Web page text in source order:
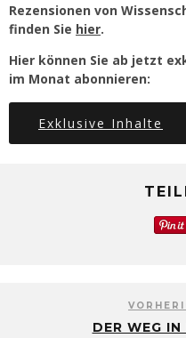
Rezensionen von
finden Sie hier.
Hier können Sie ab jetzt
im Monat abonnieren:
Exklusive Inhalte
DER WEG